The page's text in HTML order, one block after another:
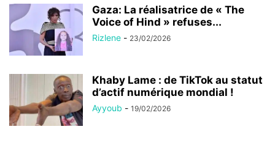
Gaza: La réalisatrice de « The
Voice of Hind » refuses...
Rizlene - 23/02/2026
Khaby Lame : de TikTok au statut
d’actif numérique mondial !
Ayyoub - 19/02/2026